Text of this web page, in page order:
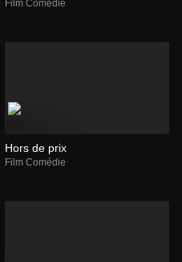
Film Comédie
Hors de prix
Film Comédie